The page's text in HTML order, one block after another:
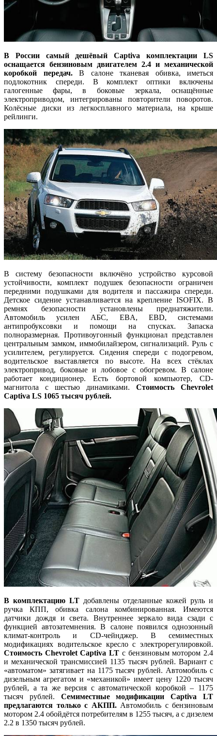
В России самый дешёвый Captiva комплектации LS
оснащается бензиновым двигателем 2.4 и механической
коробкой передач.В салоне тканевая обивка, иметься
подлокотник спереди. В комплект оптики включены
галогенные фары, в боковые зеркала, оснащённые
электроприводом, интегрированы повторители поворотов.
Колёсные диски из легкосплавного материала, на крыше
рейлинги.
В систему безопасности включёно устройство курсовой
устойчивости, комплект подушек безопасности ограничен
передними подушками для водителя и пассажира спереди.
Детское сидение устанавливается на крепление ISOFIX. В
ремнях безопасности установлены преднатяжители.
Автомобиль усилен АБС, EBA, EBD, системами
антипробуксовки и помощи на спусках. Запаска
полноразмерная. Противоугонный функционал представлен
центральным замком, иммобилайзером, сигнализаций. Руль с
усилителем, регулируется. Сидения спереди с подогревом,
водительское выставляется по высоте. На всех стёклах
электропривод, боковые и лобовое с обогревом. В салоне
работает кондиционер. Есть бортовой компьютер, CD-
магнитола с шестью динамиками. Стоимость Chevrolet
Captiva LS 1065 тысяч рублей.
В комплектацию LT добавлены отделанные кожей руль и
ручка КПП, обивка салона комбинированная. Имеются
датчики дождя и света. Внутреннее зеркало вида сзади с
функцией автозатемнения. В салоне появился однозонный
климат-контроль и CD-чейнджер. В семиместных
модификациях водительское кресло с электрорегулировкой.
Стоимость Chevrolet Captiva LT с бензиновым мотором 2.4
и механической трансмиссией 1135 тысяч рублей. Вариант с
«автоматом» затягивает на 1175 тысяч рублей. Автомобиль с
дизельным агрегатом и «механикой» имеет цену 1220 тысяч
рублей, а та же версия с автоматической коробкой – 1175
тысяч рублей. Семиместные модификации Captiva LT
предлагаются только с АКПП.Автомобиль с бензиновым
мотором 2.4 обойдётся потребителям в 1255 тысяч, а с дизелем
2.2 в 1350 тысяч рублей.